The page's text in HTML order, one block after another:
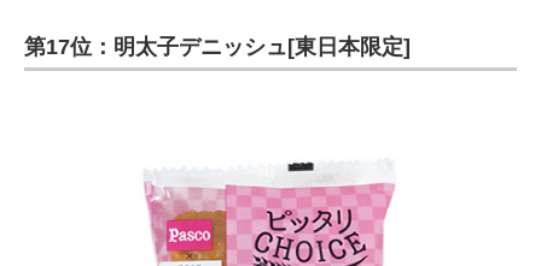
第17位：明太子デニッシュ[東日本限定]